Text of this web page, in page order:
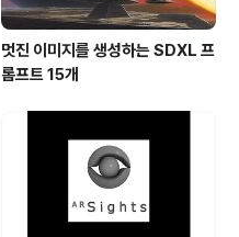
멋진 이미지를 생성하는 SDXL 프
롬프트 15개